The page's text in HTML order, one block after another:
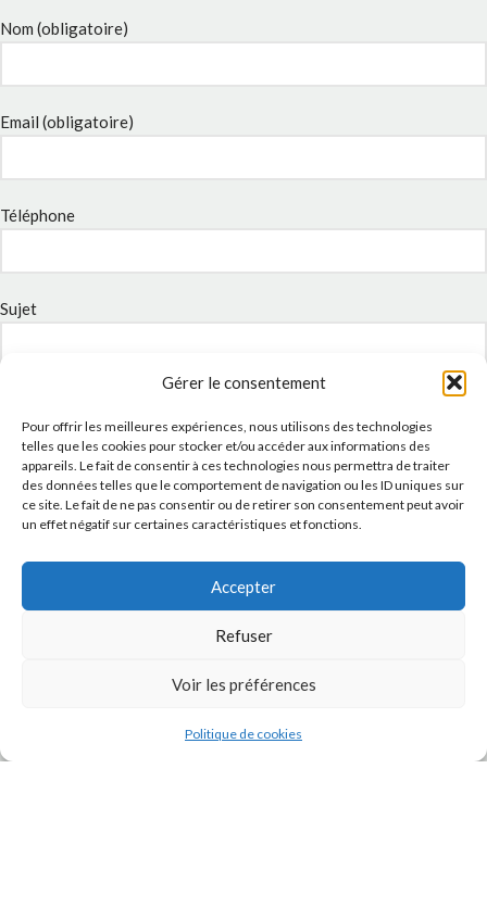
Gérer le consentement
Pour offrir les meilleures expériences, nous utilisons des technologies
telles que les cookies pour stocker et/ou accéder aux informations des
appareils. Le fait de consentir à ces technologies nous permettra de traiter
des données telles que le comportement de navigation ou les ID uniques sur
ce site. Le fait de ne pas consentir ou de retirer son consentement peut avoir
un effet négatif sur certaines caractéristiques et fonctions.
Accepter
Refuser
Voir les préférences
Politique de cookies
Nom (obligatoire)
Email (obligatoire)
Téléphone
Sujet